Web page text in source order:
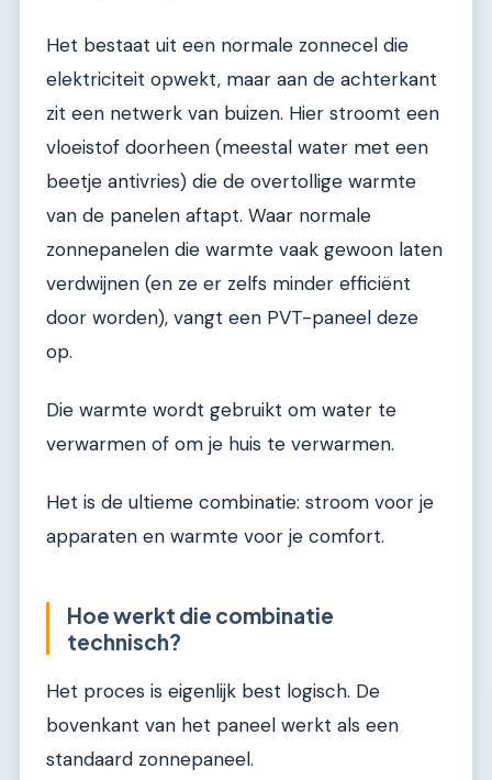
Het bestaat uit een normale zonnecel die
elektriciteit opwekt, maar aan de achterkant
zit een netwerk van buizen. Hier stroomt een
vloeistof doorheen (meestal water met een
beetje antivries) die de overtollige warmte
van de panelen aftapt. Waar normale
zonnepanelen die warmte vaak gewoon laten
verdwijnen (en ze er zelfs minder efficiënt
door worden), vangt een PVT-paneel deze
op.
Die warmte wordt gebruikt om water te
verwarmen of om je huis te verwarmen.
Het is de ultieme combinatie: stroom voor je
apparaten en warmte voor je comfort.
Hoe werkt die combinatie
technisch?
Het proces is eigenlijk best logisch. De
bovenkant van het paneel werkt als een
standaard zonnepaneel.